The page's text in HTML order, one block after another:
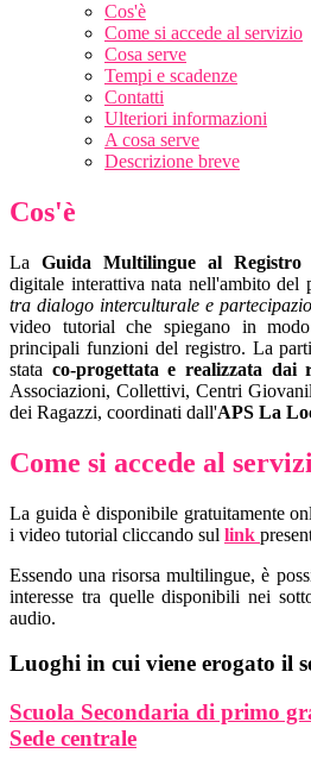
Cos'è
Come si accede al servizio
Cosa serve
Tempi e scadenze
Contatti
Ulteriori informazioni
A cosa serve
Descrizione breve
Cos'è
La Guida Multilingue al Registro
digitale interattiva nata nell'ambito del
tra dialogo interculturale e
video tutorial che spiegano in
principali funzioni del registro. La
stata co-progettata e realizzata dai
Associazioni, Collettivi, Centri
dei Ragazzi, coordinati dall'APS La
Come si accede al
La guida è disponibile gratuitamente
i video tutorial cliccando sul link
Essendo una risorsa multilingue, è
interesse tra quelle disponibili nei
audio.
Luoghi in cui viene erogato il
Scuola Secondaria di primo
Sede centrale